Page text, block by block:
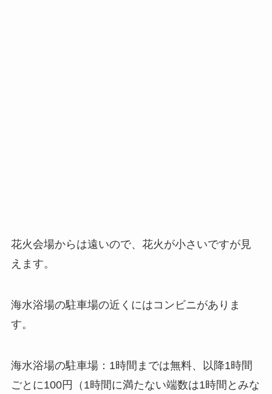
花火会場からは遠いので、花火が小さいですが見
えます。
海水浴場の駐車場の近くにはコンビニがありま
す。
海水浴場の駐車場：1時間までは無料、以降1時間
ごとに100円（1時間に満たない端数は1時間とみな